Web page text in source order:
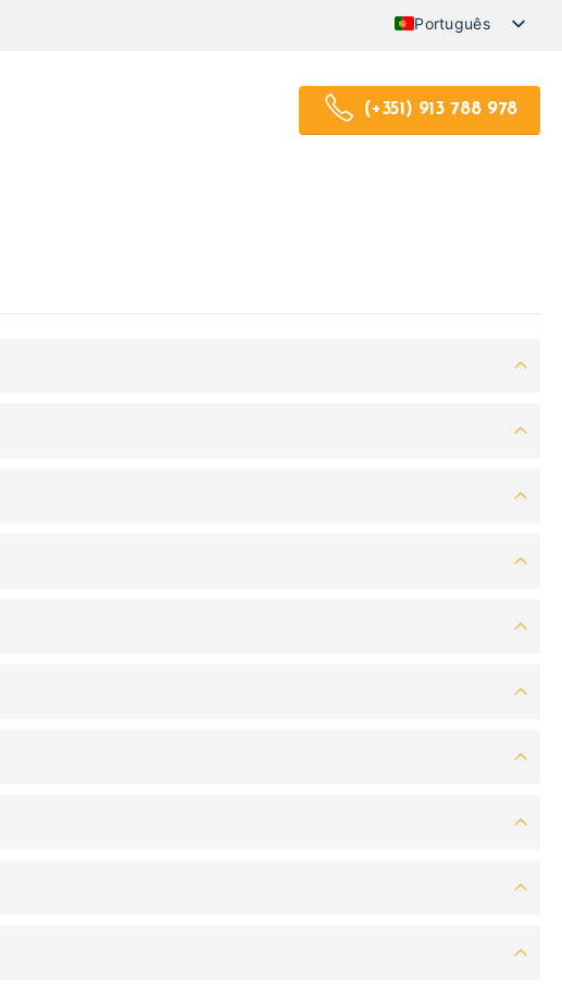
Português
(+351) 913 788 978